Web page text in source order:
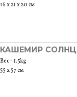
16 x 21 x 20 см
КАШЕМИР
Вес - 1.5kg
55 x 57 см